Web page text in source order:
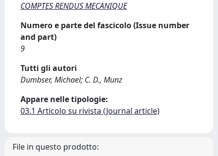
COMPTES RENDUS MECANIQUE
Numero e parte del fascicolo (Issue number
and part)
9
Tutti gli autori
Dumbser, Michael; C. D., Munz
Appare nelle tipologie:
03.1 Articolo su rivista (Journal article)
File in questo prodotto: